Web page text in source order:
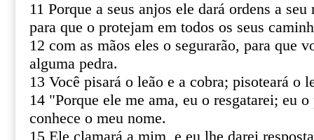
11 Porque a seus anjos ele dará ordens a seu
para que o protejam em todos os seus
12 com as mãos eles o segurarão, para que
alguma pedra.
13 Você pisará o leão e a cobra; pisoteará o
14 "Porque ele me ama, eu o resgatarei; eu
conhece o meu nome.
15 Ele clamará a mim, e eu lhe darei